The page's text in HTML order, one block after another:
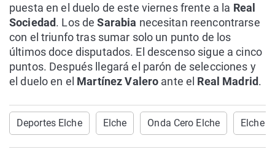
puesta en el duelo de este viernes frente a la Real
Sociedad. Los deSarabia necesitan reencontrarse
con el triunfo tras sumar solo un punto de los
últimos doce disputados. El descenso sigue a cinco
puntos. Después llegará el parón de selecciones y
el duelo en el Martínez Valero ante el Real Madrid.
Deportes Elche Elche Onda Cero Elche Elche